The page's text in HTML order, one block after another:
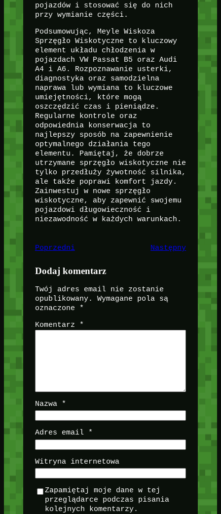
pojazdów i stosować się do nich
przy wymianie części.
Podsumowując, Meyle Wiskoza
Sprzęgło Wiskotyczne to kluczowy
element układu chłodzenia w
pojazdach VW Passat B5 oraz Audi
A4 i A6. Rozpoznawanie usterki,
diagnostyka oraz samodzielna
naprawa lub wymiana to kluczowe
umiejętności, które mogą
oszczędzić czas i pieniądze.
Regularne kontrole oraz
odpowiednia konserwacja to
najlepszy sposób na zapewnienie
optymalnego działania tego
elementu. Pamiętaj, że dobrze
utrzymane sprzęgło wiskotyczne nie
tylko przedłuży żywotność silnika,
ale także poprawi komfort jazdy.
Zainwestuj w nowe sprzęgło
wiskotyczne, aby zapewnić swojemu
pojazdowi długowieczność i
niezawodność w każdych warunkach.
Poprzedni Następny
Dodaj komentarz
Twój adres email nie zostanie
opublikowany.
Wymagane pola są
oznaczone
*
Komentarz *
Nazwa *
Adres email *
Witryna internetowa
Zapamiętaj moje dane w tej
przeglądarce podczas pisania
kolejnych komentarzy.